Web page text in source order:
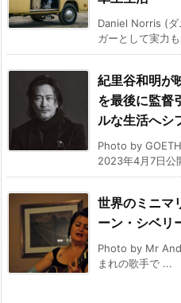
Daniel Norris (ダ
ガーとして実力
紀里谷和明が
を最後に監督
ルな生活へシ
Photo by
2023年4月7日公
世界のミニマ
ーン・シベリ
Photo by Mr
まれの歌手で ...